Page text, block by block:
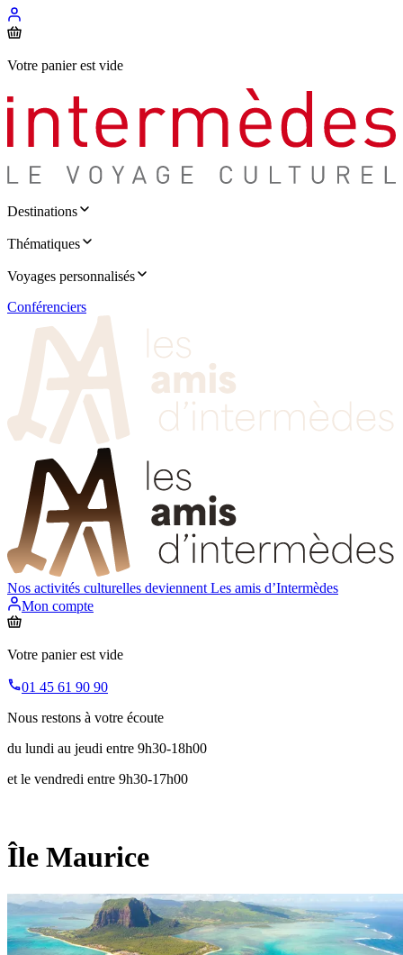
Votre panier est vide
Destinations
Thématiques
Voyages personnalisés
Conférenciers
Nos activités culturelles deviennent Les amis d’Intermèdes
Mon compte
Votre panier est vide
01 45 61 90 90
Nous restons à votre écoute
du lundi au jeudi entre 9h30-18h00
et le vendredi entre 9h30-17h00
Île Maurice